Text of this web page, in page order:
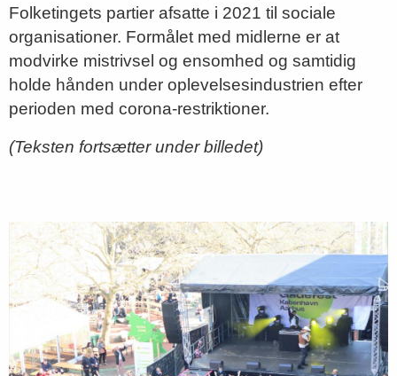
Folketingets partier afsatte i 2021 til sociale
organisationer. Formålet med midlerne er at
modvirke mistrivsel og ensomhed og samtidig
holde hånden under oplevelsesindustrien efter
perioden med corona-restriktioner.
(Teksten fortsætter under billedet)